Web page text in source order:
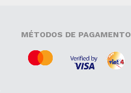
MÉTODOS DE PAGAMENTO